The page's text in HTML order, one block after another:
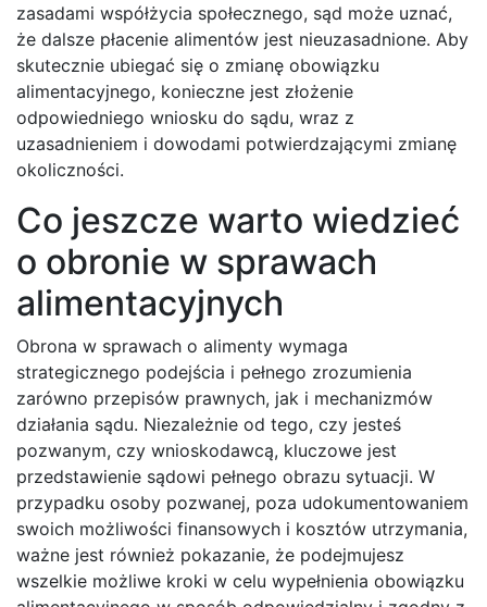
zasadami współżycia społecznego, sąd może uznać,
że dalsze płacenie alimentów jest nieuzasadnione. Aby
skutecznie ubiegać się o zmianę obowiązku
alimentacyjnego, konieczne jest złożenie
odpowiedniego wniosku do sądu, wraz z
uzasadnieniem i dowodami potwierdzającymi zmianę
okoliczności.
Co jeszcze warto wiedzieć
o obronie w sprawach
alimentacyjnych
Obrona w sprawach o alimenty wymaga
strategicznego podejścia i pełnego zrozumienia
zarówno przepisów prawnych, jak i mechanizmów
działania sądu. Niezależnie od tego, czy jesteś
pozwanym, czy wnioskodawcą, kluczowe jest
przedstawienie sądowi pełnego obrazu sytuacji. W
przypadku osoby pozwanej, poza udokumentowaniem
swoich możliwości finansowych i kosztów utrzymania,
ważne jest również pokazanie, że podejmujesz
wszelkie możliwe kroki w celu wypełnienia obowiązku